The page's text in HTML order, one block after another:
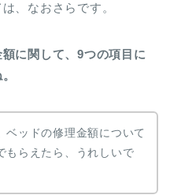
、なおさらです。
に関して、9つの項目に
ベッドの修理金額について
もらえたら、うれしいで